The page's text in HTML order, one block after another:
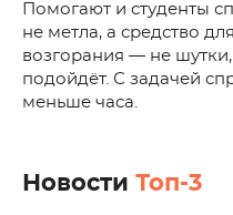
Помогают и студенты
не метла, а средство
возгорания — не
подойдёт. С задачей
меньше часа.
Новости Топ-3